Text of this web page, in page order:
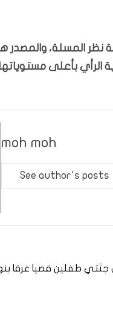
نظر المسلة،
الرأي بأعلى
moh moh
See author's posts
جثتي طفلين قضيا غرقا